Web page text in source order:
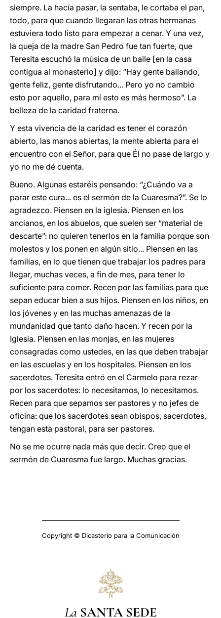
siempre. La hacía pasar, la sentaba, le cortaba el pan,
todo, para que cuando llegaran las otras hermanas
estuviera todo listo para empezar a cenar. Y una vez,
la queja de la madre San Pedro fue tan fuerte, que
Teresita escuchó la música de un baile [en la casa
contigua al monasterio] y dijo: “Hay gente bailando,
gente feliz, gente disfrutando... Pero yo no cambio
esto por aquello, para mí esto es más hermoso”. La
belleza de la caridad fraterna.
Y esta vivencia de la caridad es tener el corazón
abierto, las manos abiertas, la mente abierta para el
encuentro con el Señor, para que Él no pase de largo y
yo no me dé cuenta.
Bueno. Algunas estaréis pensando: “¿Cuándo va a
parar este cura... es el sermón de la Cuaresma?”. Se lo
agradezco. Piensen en la iglesia. Piensen en los
ancianos, en los abuelos, que suelen ser “material de
descarte”: no quieren tenerlos en la familia porque son
molestos y los ponen en algún sitio... Piensen en las
familias, en lo que tienen que trabajar los padres para
llegar, muchas veces, a fin de mes, para tener lo
suficiente para comer. Recen por las familias para que
sepan educar bien a sus hijos. Piensen en los niños, en
los jóvenes y en las muchas amenazas de la
mundanidad que tanto daño hacen. Y recen por la
Iglesia. Piensen en las monjas, en las mujeres
consagradas como ustedes, en las que deben trabajar
en las escuelas y en los hospitales. Piensen en los
sacerdotes. Teresita entró en el Carmelo para rezar
por los sacerdotes: lo necesitamos, lo necesitamos.
Recen para que sepamos ser pastores y no jefes de
oficina: que los sacerdotes sean obispos, sacerdotes,
tengan esta pastoral, para ser pastores.
No se me ocurre nada más que decir. Creo que el
sermón de Cuaresma fue largo. Muchas gracias.
Copyright © Dicasterio para la Comunicación
La SANTA SEDE